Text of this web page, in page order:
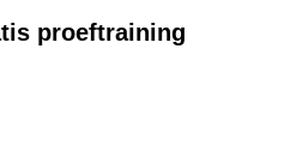
proeftraining